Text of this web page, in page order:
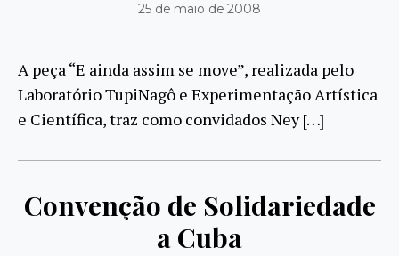
25 de maio de 2008
A peça “E ainda assim se move”, realizada pelo
Laboratório TupiNagô e Experimentação Artística
e Científica, traz como convidados Ney […]
Convenção de Solidariedade
a Cuba